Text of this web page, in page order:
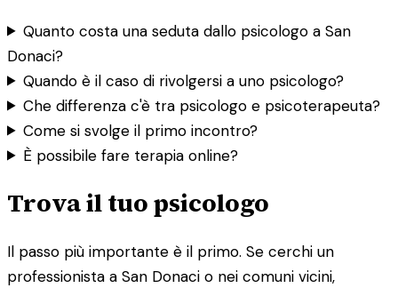
Quanto costa una seduta dallo psicologo a San
Donaci?
Quando è il caso di rivolgersi a uno psicologo?
Che differenza c'è tra psicologo e psicoterapeuta?
Come si svolge il primo incontro?
È possibile fare terapia online?
Trova il tuo psicologo
Il passo più importante è il primo. Se cerchi un
professionista a San Donaci o nei comuni vicini,